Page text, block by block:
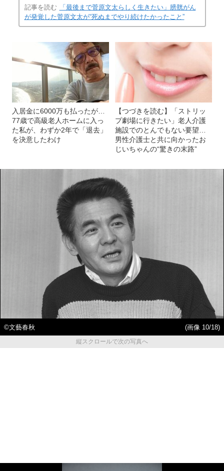
記事を読む
「最後まで菅原文太らしく生きたい」膀胱がん
が発覚した菅原文太が“死ぬまでやり続けたかったこと”
入居金に6000万も払ったが…
77歳で高級老人ホームに入っ
た私が、わずか2年で「退去」
を決意したわけ
【つづきを読む】「ストリッ
プ劇場に行きたい」老人介護
施設でのとんでもない要望…
男性介護士と共に向かったお
じいちゃんの“驚きの末路”
©文藝春秋
(画像 10/18)
縦スクロールで次の写真へ